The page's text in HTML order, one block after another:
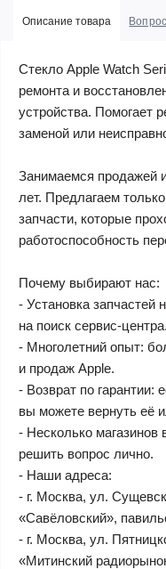
Описание товара
Стекло Apple Watch
ремонта и
устройства. Помогает
заменой или
Занимаемся продажей
лет. Предлагаем
запчасти, которые
работоспособность
Почему выбирают нас:
- Установка запчастей
на поиск сервис-центра.
- Многолетний опыт:
и продаж Apple.
- Возврат по гарантии:
вы можете вернуть её
- Несколько магазинов
решить вопрос лично.
- Наши адреса:
- г. Москва, ул.
«Савёловский»,
- г. Москва, ул.
«Митинский